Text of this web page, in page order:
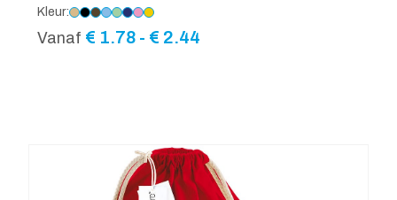
Kleur:
Vanaf € 1.78 - € 2.44